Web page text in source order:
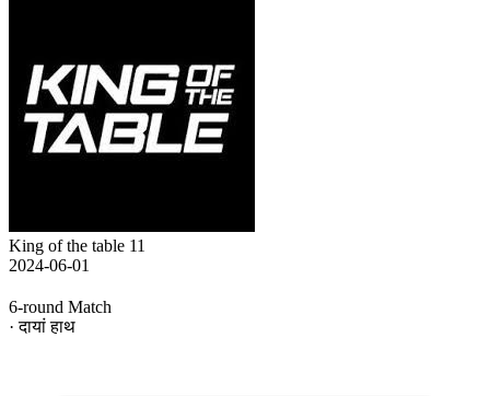
King of the table 11
2024-06-01
6-round Match
· दायां हाथ